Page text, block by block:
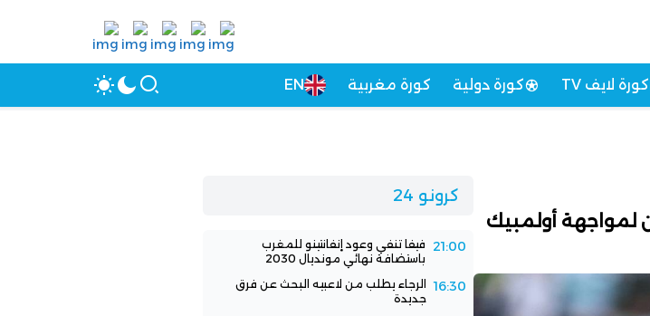
كورة لايف TV كورة دولية كورة مغربية EN
لمواجهة أولمبيك
كرونو 24
21:00
فيفا تنفي وعود إنفانتينو للمغرب
باستضافة نهائي مونديال 2030
16:30
الرجاء يطلب من لاعبيه البحث عن فرق
جديدة